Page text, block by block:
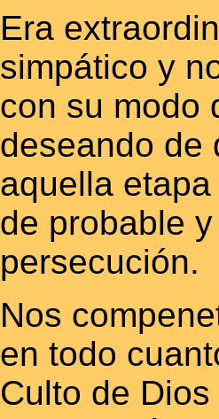
Era
simpático y
con su modo
deseando de
aquella
de probable
persecución.
Nos
en todo
Culto de